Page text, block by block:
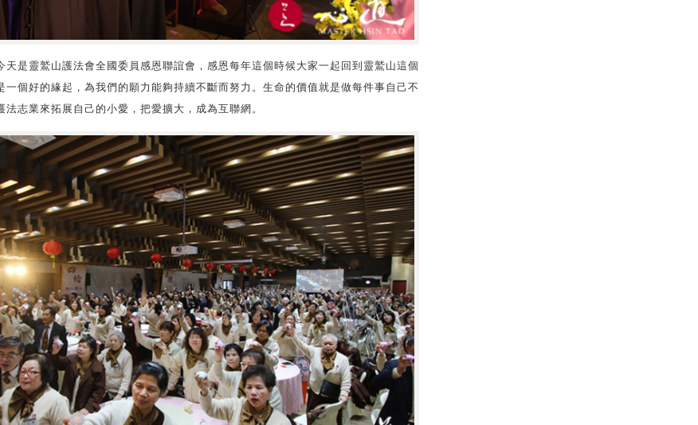
天是靈鷲山護法會全國委員感恩聯誼會，感恩每年這個時候大家一起回到靈鷲山這個
一個好的緣起，為我們的願力能夠持續不斷而努力。生命的價值就是做每件事自己不
法志業來拓展自己的小愛，把愛擴大，成為互聯網。